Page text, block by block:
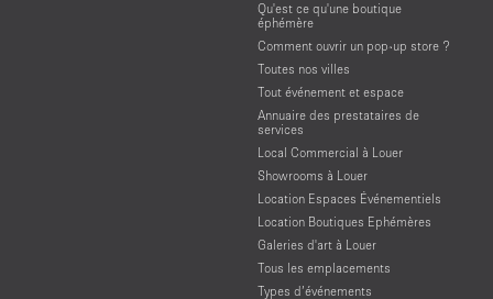
Qu'est ce qu'une boutique
éphémère
Comment ouvrir un pop-up store ?
Toutes nos villes
Tout événement et espace
Annuaire des prestataires de
services
Local Commercial à Louer
Showrooms à Louer
Location Espaces Événementiels
Location Boutiques Ephémères
Galeries d'art à Louer
Tous les emplacements
Types d’événements